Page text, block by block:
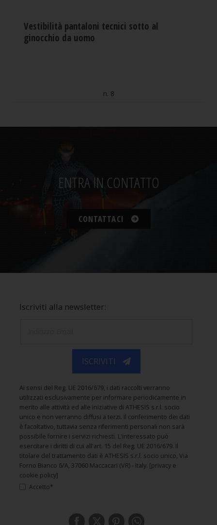
Vestibilità pantaloni tecnici sotto al
ginocchio da uomo
n. 8
ENTRA IN CONTATTO
CONTATTACI
Iscriviti alla newsletter:
ISCRIVITI
Ai sensi del Reg. UE 2016/679, i dati raccolti verranno
utilizzati esclusivamente per informare periodicamente in
merito alle attività ed alle iniziative di ATHESIS s.r.l. socio
unico e non verranno diffusi a terzi. Il conferimento dei dati
è facoltativo, tuttavia senza riferimenti personali non sarà
possibile fornire i servizi richiesti. L'interessato può
esercitare i diritti di cui all'art. 15 del Reg. UE 2016/679. Il
titolare del trattamento dati è ATHESIS s.r.l. socio unico, Via
Forno Bianco 6/A, 37060 Maccacari (VR) - Italy. [privacy e
cookie policy]
Accetto*